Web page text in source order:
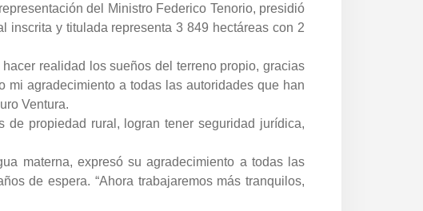
del Ministro Federico Tenorio, presidió
inscrita y titulada representa 3 849 hectáreas con 2
realidad los sueños del terreno propio, gracias
agradecimiento a todas las autoridades que han
Ventura.
propiedad rural, logran tener seguridad jurídica,
materna, expresó su agradecimiento a todas las
de espera. “Ahora trabajaremos más tranquilos,